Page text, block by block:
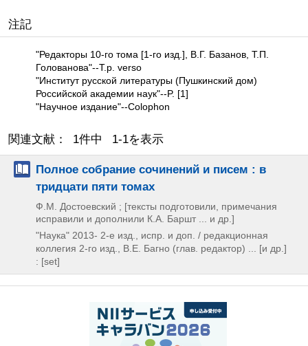
注記
"Редакторы 10-го тома [1-го изд.], В.Г. Базанов, Т.П.
Голованова"--T.p. verso
"Институт русской литературы (Пушкинский дом)
Российской академии наук"--P. [1]
"Научное издание"--Colophon
関連文献： 1件中 1-1を表示
Полное собрание сочинений и писем : в
тридцати пяти томах
Ф.М. Достоевский ; [тексты подготовили, примечания
исправили и дополнили К.А. Баршт ... и др.]
"Наука" 2013- 2-е изд., испр. и доп. / редакционная
коллегия 2-го изд., В.Е. Багно (глав. редактор) ... [и др.]
: [set]